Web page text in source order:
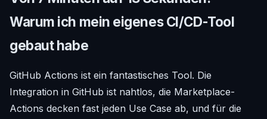
Warum ich mein eigenes CI/CD-Tool
gebaut habe
GitHub Actions ist ein fantastisches Tool. Die
Integration in GitHub ist nahtlos, die Marketplace-
Actions decken fast jeden Use Case ab, und für die